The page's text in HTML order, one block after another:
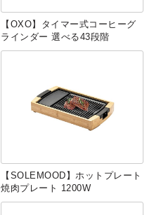
【OXO】タイマー式コーヒーグ
ラインダー 選べる43段階
【SOLEMOOD】ホットプレート
焼肉プレート 1200W